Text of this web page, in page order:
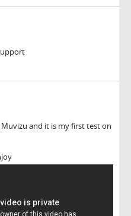
and it is my first test on